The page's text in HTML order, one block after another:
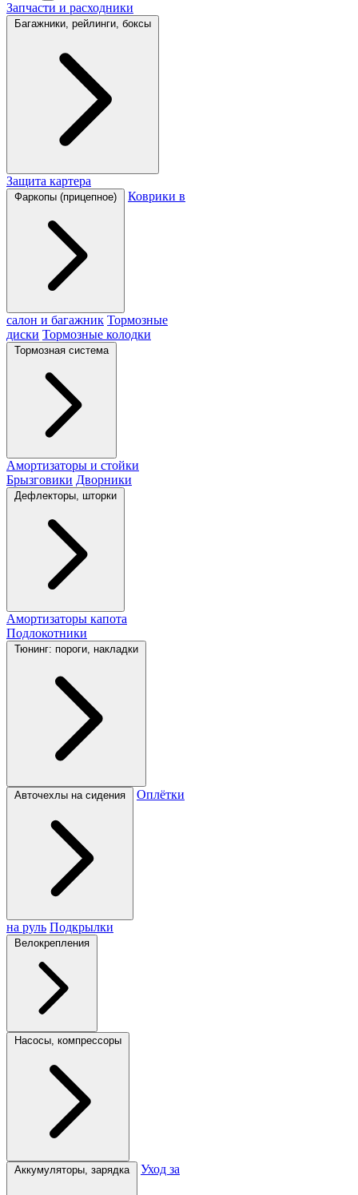
Запчасти и расходники
Багажники, рейлинги, боксы
Защита картера
Фаркопы (прицепное) Коврики в
салон и багажник Тормозные
диски Тормозные колодки
Тормозная система
Амортизаторы и стойки
Брызговики Дворники
Дефлекторы, шторки
Амортизаторы капота
Подлокотники
Тюнинг: пороги, накладки
Авточехлы на сидения Оплётки
на руль Подкрылки
Велокрепления
Насосы, компрессоры
Аккумуляторы, зарядка Уход за